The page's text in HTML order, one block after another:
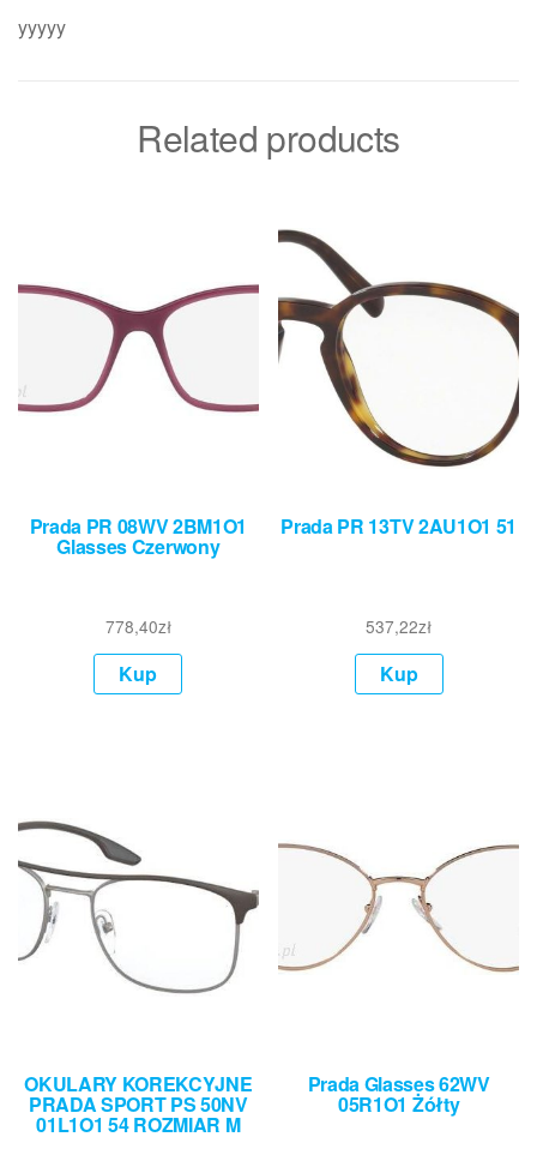
yyyyy
Related products
Prada PR 08WV 2BM1O1
Glasses Czerwony
778,40zł
Kup
Prada PR 13TV 2AU1O1 51
537,22zł
Kup
OKULARY KOREKCYJNE
PRADA SPORT PS 50NV
01L1O1 54 ROZMIAR M
Prada Glasses 62WV
05R1O1 Żółty